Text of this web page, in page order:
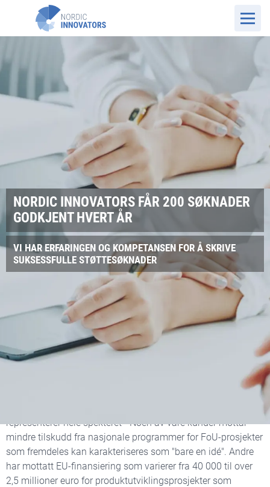
NORDIC INNOVATORS FÅR 200 SØKNADER
GODKJENT HVERT ÅR
VI HAR ERFARINGEN OG KOMPETANSEN FOR Å SKRIVE
SUKSESSFULLE STØTTESØKNADER
Få innsikt i mange års
erfaring med FoU-
prosjektstøtte
representerer hele spekteret - Noen av våre kunder mottar
mindre tilskudd fra nasjonale programmer for FoU-prosjekter
som fremdeles kan karakteriseres som "bare en idé". Andre
har mottatt EU-finansiering som varierer fra 40 000 til over
2,5 millioner euro for produktutviklingsprosjekter som